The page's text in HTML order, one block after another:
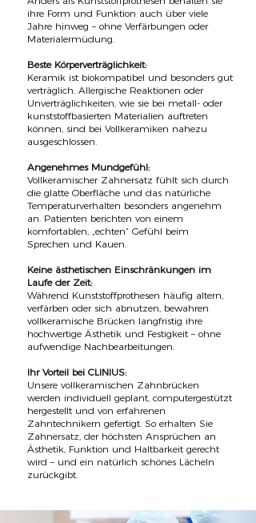
ihre Form und Funktion auch über viele
Jahre hinweg – ohne Verfärbungen oder
Materialermüdung.
Beste Körperverträglichkeit:
Keramik ist biokompatibel und besonders gut
verträglich. Allergische Reaktionen oder
Unverträglichkeiten, wie sie bei metall- oder
kunststoffbasierten Materialien auftreten
können, sind bei Vollkeramiken nahezu
ausgeschlossen.
Angenehmes Mundgefühl:
Vollkeramischer Zahnersatz fühlt sich durch
die glatte Oberfläche und das natürliche
Temperaturverhalten besonders angenehm
an. Patienten berichten von einem
komfortablen, „echten“ Gefühl beim
Sprechen und Kauen.
Keine ästhetischen Einschränkungen im
Laufe der Zeit:
Während Kunststoffprothesen häufig altern,
verfärben oder sich abnutzen, bewahren
vollkeramische Brücken langfristig ihre
hochwertige Ästhetik und Festigkeit – ohne
aufwendige Nachbearbeitungen.
Ihr Vorteil bei CLINIUS:
Unsere vollkeramischen Zahnbrücken
werden individuell geplant, computergestützt
hergestellt und von erfahrenen
Zahntechnikern gefertigt. So erhalten Sie
Zahnersatz, der höchsten Ansprüchen an
Ästhetik, Funktion und Haltbarkeit gerecht
wird – und ein natürlich schönes Lächeln
zurückgibt.